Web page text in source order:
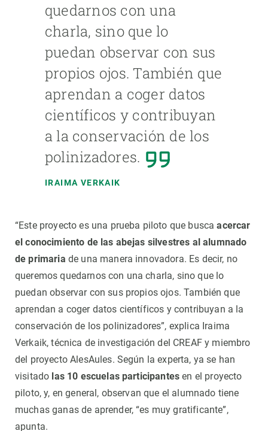
quedarnos con una
charla, sino que lo
puedan observar con sus
propios ojos. También que
aprendan a coger datos
científicos y contribuyan
a la conservación de los
polinizadores.
IRAIMA VERKAIK
“Este proyecto es una prueba piloto que buscaacercar
el conocimiento de las abejas silvestres al alumnado
de primaria de una manera innovadora. Es decir, no
queremos quedarnos con una charla, sino que lo
puedan observar con sus propios ojos. También que
aprendan a coger datos científicos y contribuyan a la
conservación de los polinizadores”, explica Iraima
Verkaik, técnica de investigación del CREAF y miembro
del proyecto AlesAules. Según la experta, ya se han
visitado las 10 escuelas participantes en el proyecto
piloto, y, en general, observan que el alumnado tiene
muchas ganas de aprender, “es muy gratificante”,
apunta.